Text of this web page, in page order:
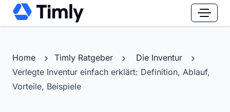
Home Timly Ratgeber
Die Inventur
Verlegte Inventur einfach erklärt: Definition, Ablauf,
Vorteile, Beispiele